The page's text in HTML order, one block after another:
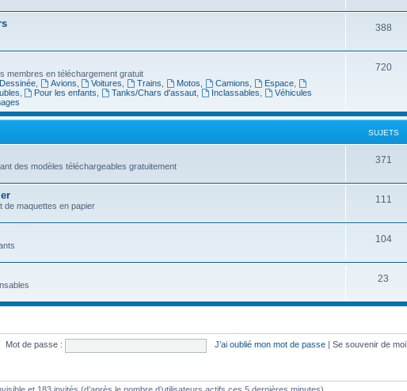
388
membres en téléchargement gratuit
, Avions Voitures Trains Motos Camions Espace,
Pour les enfants Tanks/Chars d'assaut Inclassables
Véhicules
720
SUJETS
des modèles téléchargeables gratuitement
371
de maquettes en papier
111
104
23
Mot de passe : J’ai oublié mon mot de passe Se souvenir de moi
et 183 invités (d’après le nombre d’utilisateurs actifs ces 5 dernières minutes)